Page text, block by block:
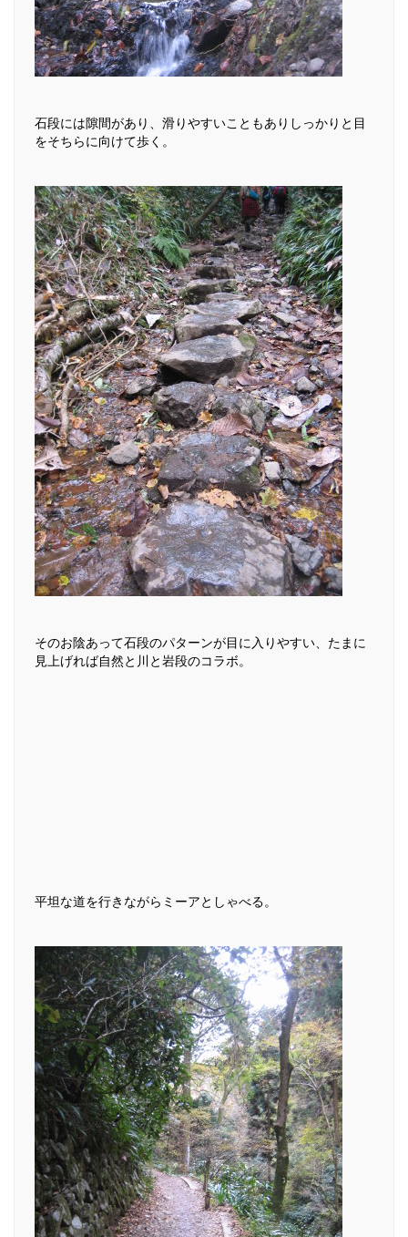
石段には隙間があり、滑りやすいこともありしっかりと目
をそちらに向けて歩く。
そのお陰あって石段のパターンが目に入りやすい、たまに
見上げれば自然と川と岩段のコラボ。
平坦な道を行きながらミーアとしゃべる。